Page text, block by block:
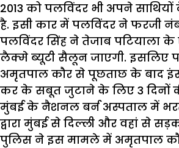
2013 को पलविंदर भी अपने
है. इसी कार में पलविंदर ने फरजी
पलविंदर सिंह ने तेजाब पटियाला
लैक्मे ब्यूटी सैलून जाएगी. इसलिए
अमृतपाल कौर से पूछताछ के बाद
कर के सबूत जुटाने के लिए 3 दिनों
मुंबई के नैशनल बर्न अस्पताल में
द्वारा मुंबई से दिल्ली और वहां से
पुलिस ने इस मामले में अमृतपाल कौर